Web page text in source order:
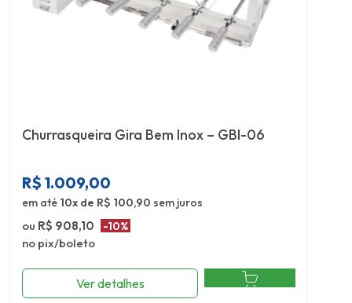
Churrasqueira Gira Bem Inox – GBI-06
R$ 1.009,00
em até 10x de R$ 100,90 sem juros
ou R$ 908,10 -10%
no pix/boleto
Ver detalhes